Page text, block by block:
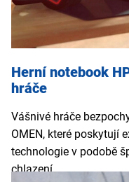
Herní notebook
hráče
Vášnivé hráče
OMEN, které poskytují
technologie v podobě
chlazení.